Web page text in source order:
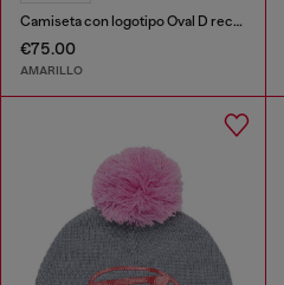
Camiseta con logotipo Oval D recortado
€75.00
AMARILLO